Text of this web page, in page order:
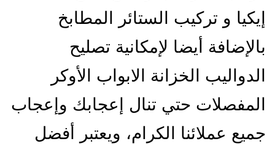
إيكيا و تركيب الستائر المطابخ
بالإضافة أيضا لإمكانية تصليح
الدواليب الخزانة الابواب الأوكر
المفصلات حتي تنال إعجابك وإعجاب
جميع عملائنا الكرام، ويعتبر أفضل